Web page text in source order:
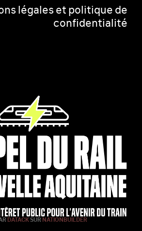
légales et politique de
confidentialité
DATACKSURNATIONBUILDER